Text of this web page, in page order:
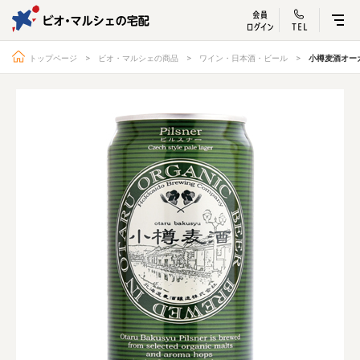
ビオ・マルシェ
宅配サービス紹介 有機野菜のお試しセッ
入
トップページ ビオ・マルシェの想い
宅配サービスについて 読みもの・NEWS
ビオ・マルシェの商品 ご利用ガイド
よくある質問 オーガニックって何
お届け情報 生産者・製造者
取扱店 ビオママクラブ
お問い合わせ 放射性物質への対応
会社概要 採用情報
トップページ ビオ・マルシェの商品 ワイン・日本酒・ビール 小樽麦酒オー